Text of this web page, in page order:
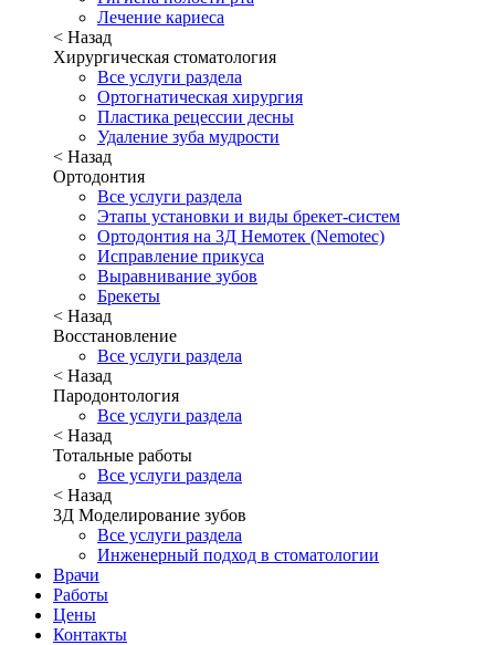
Лечение кариеса
< Назад
Хирургическая стоматология
Все услуги раздела
Ортогнатическая хирургия
Пластика рецессии десны
Удаление зуба мудрости
< Назад
Ортодонтия
Все услуги раздела
Этапы установки и виды брекет-систем
Ортодонтия на 3Д Немотек (Nemotec)
Исправление прикуса
Выравнивание зубов
Брекеты
< Назад
Восстановление
Все услуги раздела
< Назад
Пародонтология
Все услуги раздела
< Назад
Тотальные работы
Все услуги раздела
< Назад
3Д Моделирование зубов
Все услуги раздела
Инженерный подход в стоматологии
Врачи
Работы
Цены
Контакты